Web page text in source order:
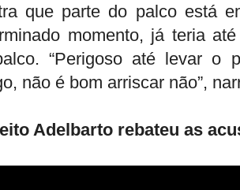
que parte do palco está
momento, já teria
“Perigoso até levar o
não é bom arriscar não”,
Adelbarto rebateu as